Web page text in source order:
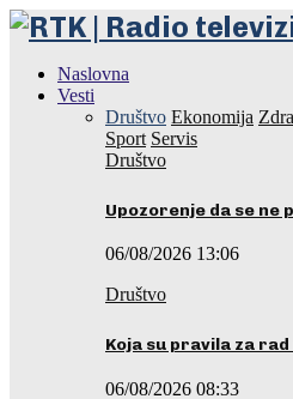
Naslovna
Vesti
Društvo Ekonomija
Sport Servis
Društvo
Upozorenje da se
06/08/2026 13:06
Društvo
Koja su pravila za
06/08/2026 08:33